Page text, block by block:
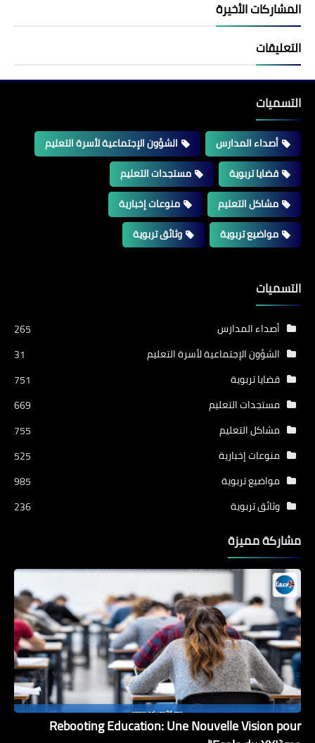
المشاركات الأخيرة
التعليقات
التسميات
أصداء المدارس
الشؤون الإجتماعية لأسرة التعليم
قضايا تربوية
مستجدات التعليم
مشاكل التعليم
منوعات إخبارية
مواضيع تربوية
وثائق تربوية
التسميات
أصداء المدارس
265
الشؤون الإجتماعية لأسرة التعليم
31
قضايا تربوية
751
مستجدات التعليم
669
مشاكل التعليم
755
منوعات إخبارية
525
مواضيع تربوية
985
وثائق تربوية
236
مشاركة مميزة
Rebooting Education: Une Nouvelle Vision pour